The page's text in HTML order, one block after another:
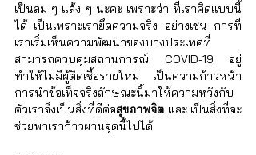
เป็นลม ๆ แล้ง ๆ นะคะ เพราะว่า ที่เราคิดแบบนี้
ได้ เป็นเพราะเรายึดความจริง อย่างเช่น การที่
เราเริ่มเห็นความพัฒนาของบางประเทศที่
สามารถควบคุมสถานการณ์ COVID-19 อยู่
ทำให้ไม่มีผู้ติดเชื้อรายใหม่ เป็นความก้าวหน้า
การนำข้อเท็จจริงลักษณะนี้มาให้ความหวังกับ
ตัวเราจึงเป็นสิ่งที่ดีต่อสุขภาพจิต และ เป็นสิ่งที่จะ
ช่วยพาเราก้าวผ่านจุดนี้ไปได้